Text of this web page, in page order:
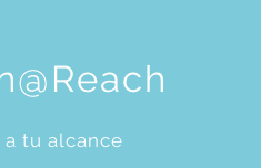
tu alcance